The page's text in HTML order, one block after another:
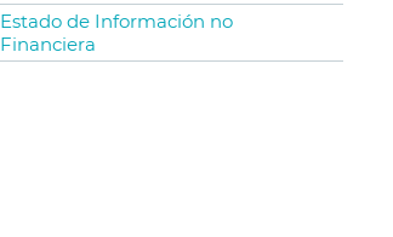
Estado de Información no
Financiera